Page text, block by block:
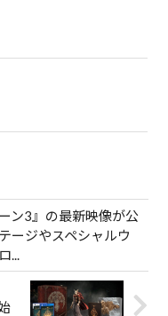
I
ン3』の最新映像が公
ージやスペシャルウ
...